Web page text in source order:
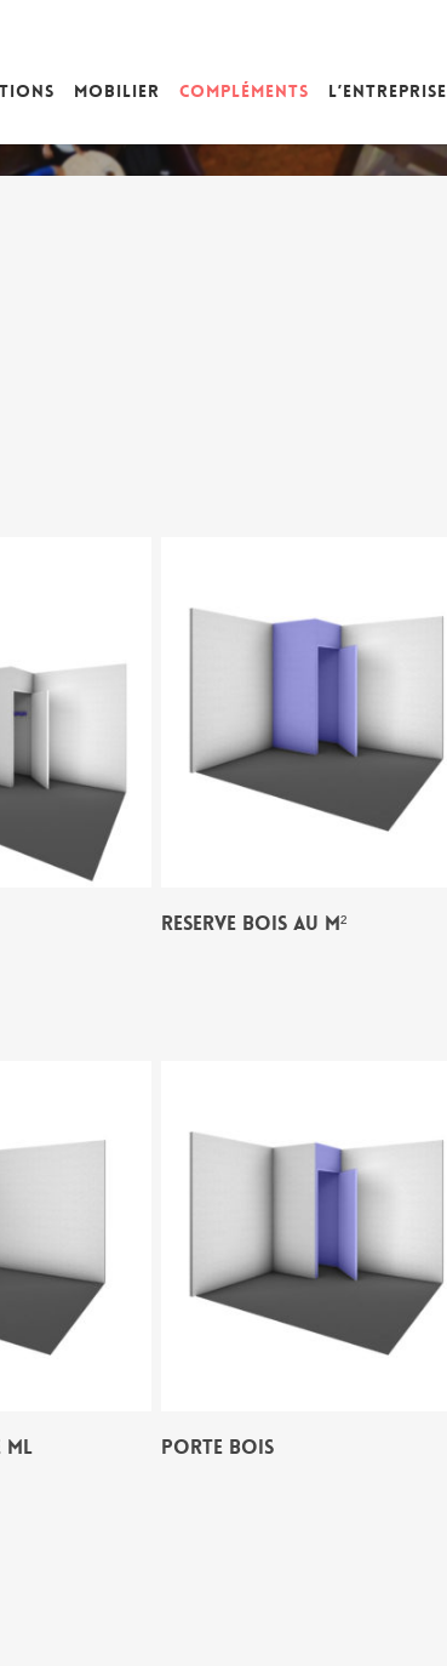
Mobilier Compléments L’entreprise
RESERVE BOIS AU M²
ML PORTE BOIS